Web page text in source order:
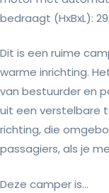
bedraagt (HxBxL):
Dit is een ruime
warme inrichting.
van bestuurder en
uit een verstelbare
richting, die
passagiers, als je
Deze camper is...